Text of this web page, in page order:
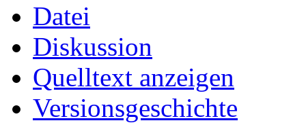
Datei
Diskussion
Quelltext anzeigen
Versionsgeschichte